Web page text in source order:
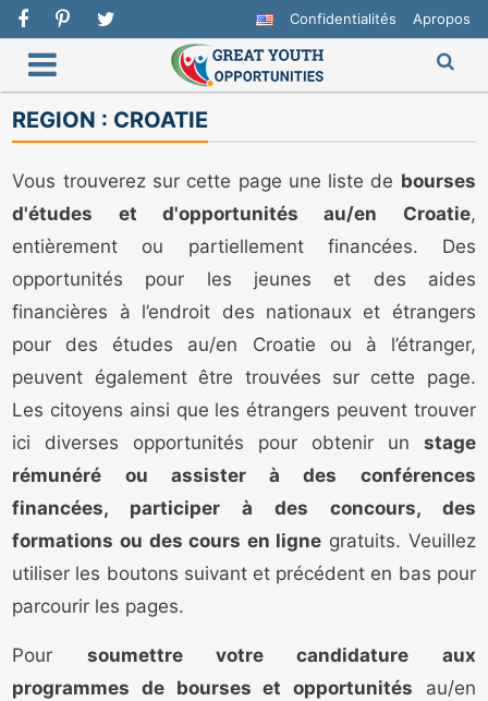
Confidentialités Apropos
REGION : CROATIE
Vous trouverez sur cette page une liste de bourses
d'études et d'opportunités au/en Croatie,
entièrement ou partiellement financées. Des
opportunités pour les jeunes et des aides
financières à l’endroit des nationaux et étrangers
pour des études au/en Croatie ou à l’étranger,
peuvent également être trouvées sur cette page.
Les citoyens ainsi que les étrangers peuvent trouver
ici diverses opportunités pour obtenir un stage
rémunéré ou assister à des conférences
financées, participer à des concours, des
formations ou des cours en ligne gratuits. Veuillez
utiliser les boutons suivant et précédent en bas pour
parcourir les pages.
Pour soumettre votre candidature aux
programmes de bourses et opportunités au/en